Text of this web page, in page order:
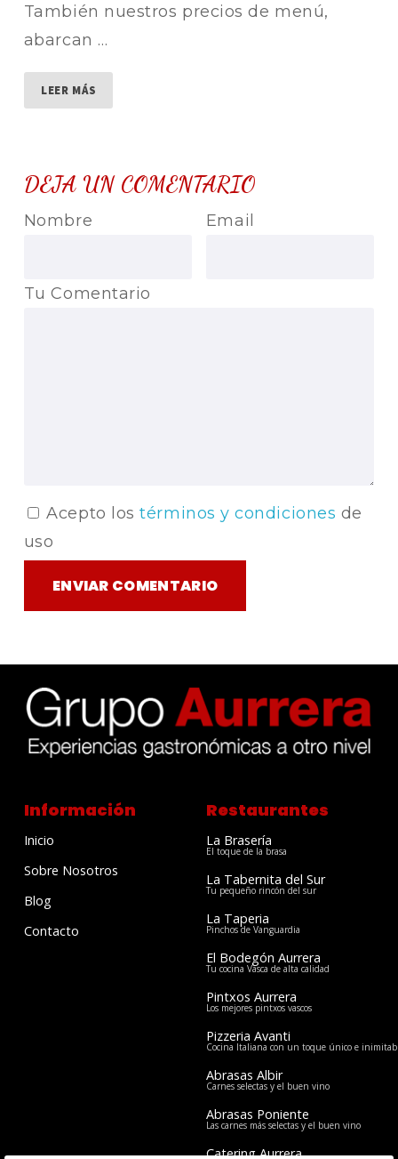
También nuestros precios de menú,
abarcan …
LEER MÁS
DEJA UN COMENTARIO
Nombre Email
Tu Comentario
Acepto lostérminos y condiciones de
uso
Información
Inicio
Sobre Nosotros
Blog
Contacto
Restaurantes
La Brasería
El toque de la brasa
La Tabernita del Sur
Tu pequeño rincón del sur
La Taperia
Pinchos de Vanguardia
El Bodegón Aurrera
Tu cocina Vasca de alta calidad
Pintxos Aurrera
Los mejores pintxos vascos
Pizzeria Avanti
Cocina Italiana con un toque único e
Abrasas Albir
Carnes selectas y el buen vino
Abrasas Poniente
Las carnes más selectas y el buen vino
Catering Aurrera